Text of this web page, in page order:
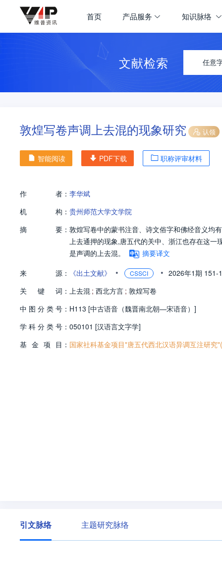
首页 产品服务 知识脉络
文献检索 任意
敦煌写卷声调上去混的现象研究 认领
智能阅读 PDF下载 职称评审材料
作 者： 李华斌
机
构： 贵州师范大学文学院
摘
要： 敦煌写卷中的蒙书注音、诗文俗字和佛经音义均
上去通押的现象,唐五代的关中、浙江也存在这
是声调的上去混。
摘要译文
来
源： 《出土文献》 • CSSCI • 2026年1期 151-
关
键 词： 上去混 ; 西北方言 ; 敦煌写卷
中 图 分 类 号： H113 [中古语音（魏晋南北朝—宋语音）]
学 科 分 类 号： 050101 [汉语言文字学]
基 金 项 目： 国家社科基金项目"唐五代西北汉语异调互注研究
引文脉络 主题研究脉络